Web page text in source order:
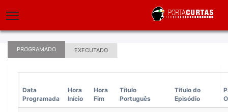
GRADE DE PROGRAMAÇÃO (FORMATO ANCINE)
PROGRAMADO EXECUTADO
Data
Programada
Hora
Início
Hora
Fim
Título
Português
Título do
Episódio